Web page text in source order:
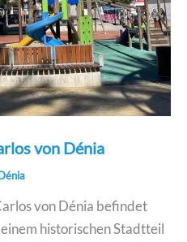
von Dénia
von Dénia befindet
historischen Stadtteil